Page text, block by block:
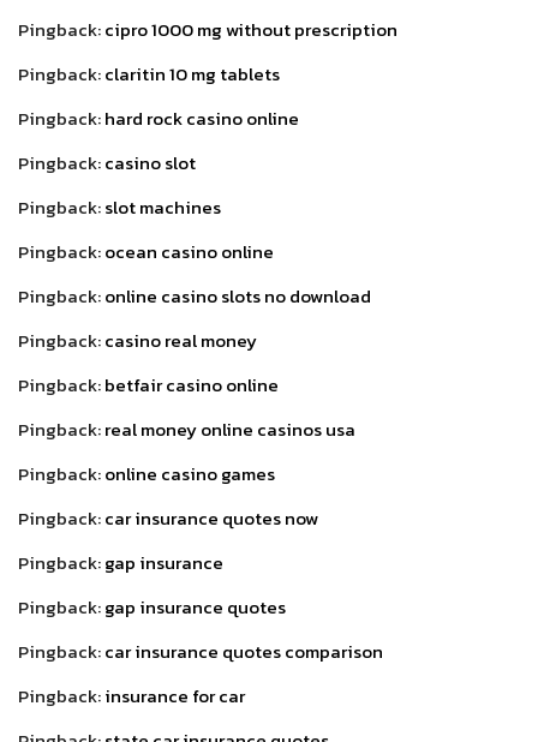
Pingback:cipro 1000 mg without prescription
Pingback:claritin 10 mg tablets
Pingback:hard rock casino online
Pingback:casino slot
Pingback:slot machines
Pingback:ocean casino online
Pingback:online casino slots no download
Pingback:casino real money
Pingback:betfair casino online
Pingback:real money online casinos usa
Pingback:online casino games
Pingback:car insurance quotes now
Pingback:gap insurance
Pingback:gap insurance quotes
Pingback:car insurance quotes comparison
Pingback:insurance for car